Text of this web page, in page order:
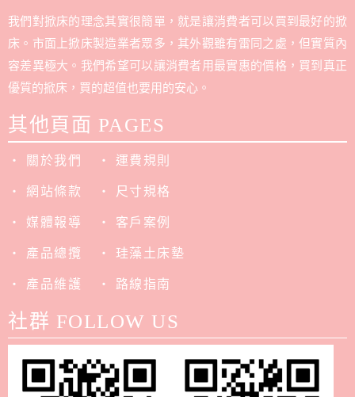
我們對掀床的理念其實很簡單，就是讓消費者可以買到最好的掀
床。市面上掀床製造業者眾多，其外觀雖有雷同之處，但實質內
容差異極大。我們希望可以讓消費者用最實惠的價格，買到真正
優質的掀床，買的超值也要用的安心。
其他頁面 PAGES
‧ 關於我們 ‧ 運費規則
‧ 網站條款 ‧ 尺寸規格
‧ 媒體報導 ‧ 客戶案例
‧ 產品總攬 ‧ 珪藻土床墊
‧ 產品維護 ‧ 路線指南
社群 FOLLOW US